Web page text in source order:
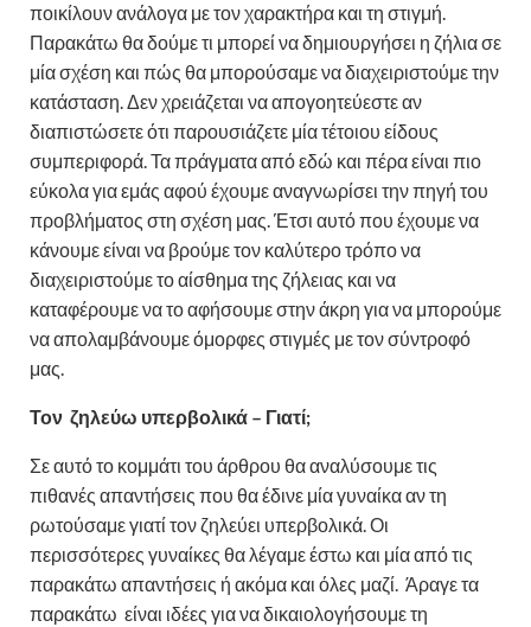
ποικίλουν ανάλογα με τον χαρακτήρα και τη στιγμή.
Παρακάτω θα δούμε τι μπορεί να δημιουργήσει η ζήλια σε
μία σχέση και πώς θα μπορούσαμε να διαχειριστούμε την
κατάσταση. Δεν χρειάζεται να απογοητεύεστε αν
διαπιστώσετε ότι παρουσιάζετε μία τέτοιου είδους
συμπεριφορά. Τα πράγματα από εδώ και πέρα είναι πιο
εύκολα για εμάς αφού έχουμε αναγνωρίσει την πηγή του
προβλήματος στη σχέση μας. Έτσι αυτό που έχουμε να
κάνουμε είναι να βρούμε τον καλύτερο τρόπο να
διαχειριστούμε το αίσθημα της ζήλειας και να
καταφέρουμε να το αφήσουμε στην άκρη για να μπορούμε
να απολαμβάνουμε όμορφες στιγμές με τον σύντροφό
μας.
Τον ζηλεύω υπερβολικά – Γιατί;
Σε αυτό το κομμάτι του άρθρου θα αναλύσουμε τις
πιθανές απαντήσεις που θα έδινε μία γυναίκα αν τη
ρωτούσαμε γιατί τον ζηλεύει υπερβολικά. Οι
περισσότερες γυναίκες θα λέγαμε έστω και μία από τις
παρακάτω απαντήσεις ή ακόμα και όλες μαζί. Άραγε τα
παρακάτω είναι ιδέες για να δικαιολογήσουμε τη